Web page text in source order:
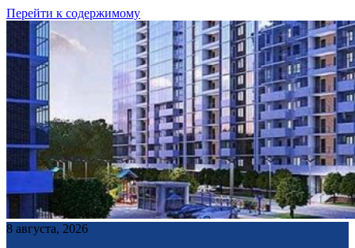
Перейти к содержимому
8 августа, 2026